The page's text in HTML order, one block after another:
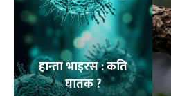
हान्ता भाइरस : कति
घातक ?